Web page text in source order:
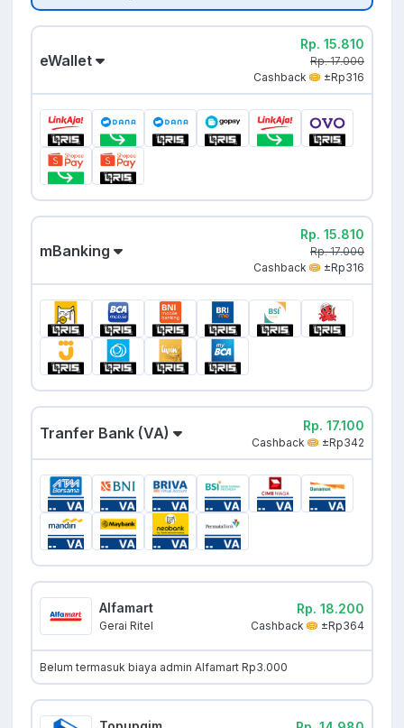
eWallet
Rp. 15.810
Rp. 17.000
Cashback
±Rp316
mBanking
Rp. 15.810
Rp. 17.000
Cashback
±Rp316
Tranfer Bank (VA) Rp. 17.100
Cashback ±Rp342
Alfamart
Gerai Ritel
Rp. 18.200
Cashback ±Rp364
Belum termasuk biaya admin Alfamart Rp3.000